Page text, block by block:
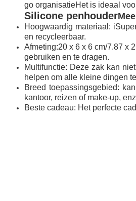
go organisatieHet is ideaal
Silicone penhouder
Hoogwaardig materiaal:
en recycleerbaar.
Afmeting:20 x 6 x 6 cm/7.87 x
gebruiken en te dragen.
Multifunctie: Deze zak kan
helpen om alle kleine dingen
Breed toepassingsgebied:
kantoor, reizen of make-up,
Beste cadeau: Het perfecte